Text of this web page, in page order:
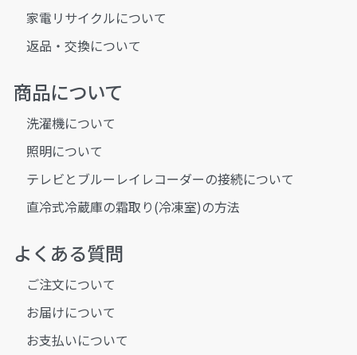
家電リサイクルについて
返品・交換について
商品について
洗濯機について
照明について
テレビとブルーレイレコーダーの接続について
直冷式冷蔵庫の霜取り(冷凍室)の方法
よくある質問
ご注文について
お届けについて
お支払いについて